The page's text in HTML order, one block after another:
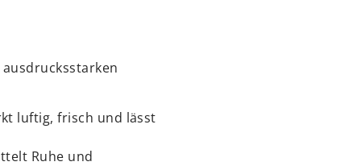
luftig, frisch und lässt
Ruhe und